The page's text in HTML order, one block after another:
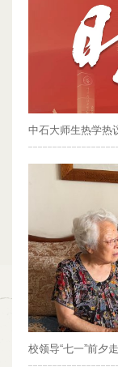
中石大师生热学热
校领导“七一”前夕